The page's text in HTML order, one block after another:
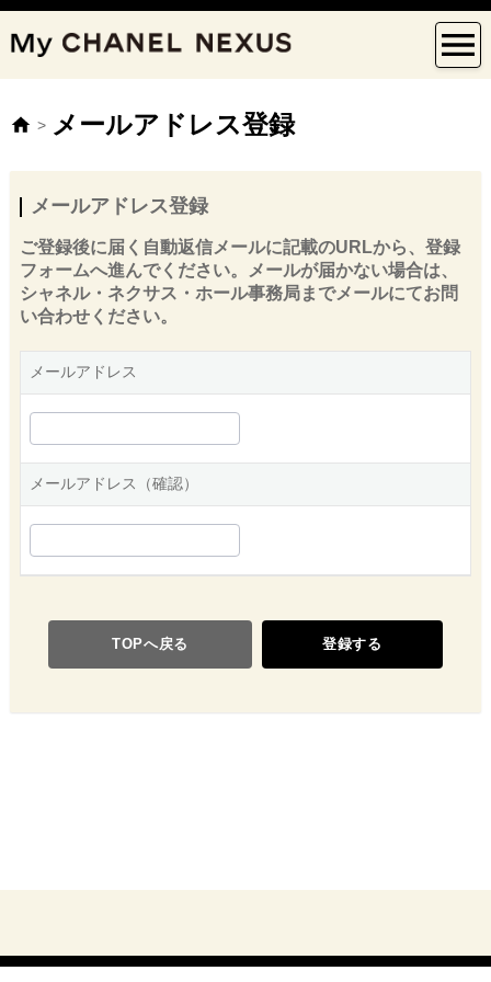
> メールアドレス登録
メールアドレス登録
ご登録後に届く自動返信メールに記載のURLから、登録
フォームへ進んでください。メールが届かない場合は、
シャネル・ネクサス・ホール事務局までメールにてお問
い合わせください。
メールアドレス
メールアドレス（確認）
TOPへ戻る 登録する